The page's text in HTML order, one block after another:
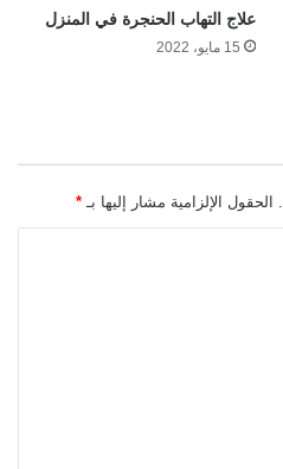
علاج التهاب الحنجرة في المنزل
15 مايو، 2022
الحقول الإلزامية مشار إليها بـ *